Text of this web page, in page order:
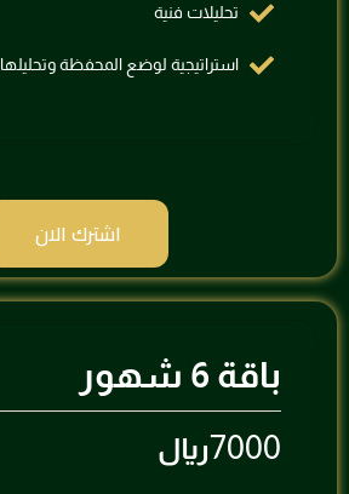
تحليلات فنية
استراتيجية لوضع المحفظة وتحليلها
اشترك الان
باقة 6 شهور
7000ريال